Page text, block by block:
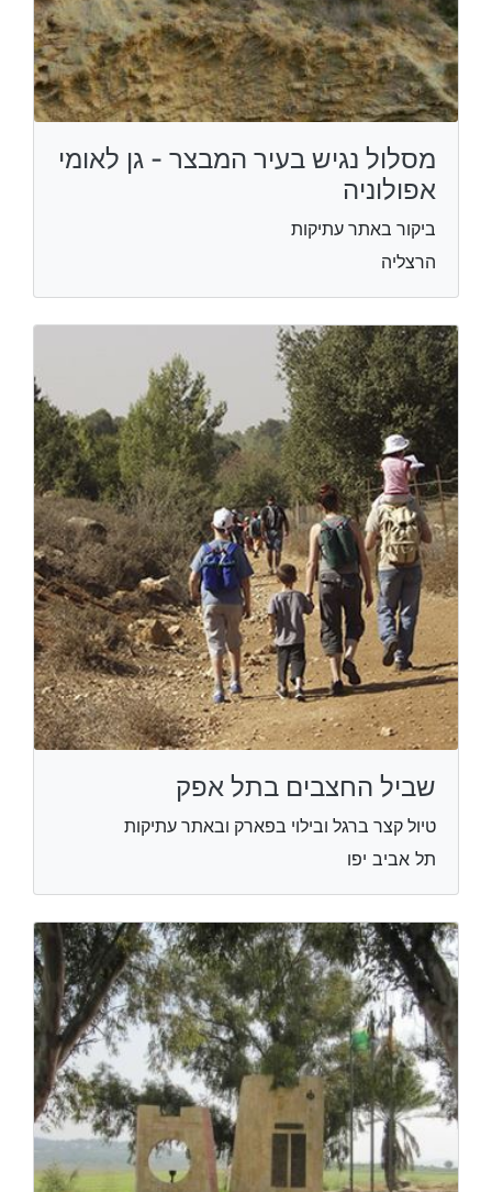
מסלול נגיש בעיר המבצר - גן לאומי
אפולוניה
ביקור באתר עתיקות
הרצליה
שביל החצבים בתל אפק
טיול קצר ברגל ובילוי בפארק ובאתר עתיקות
תל אביב יפו